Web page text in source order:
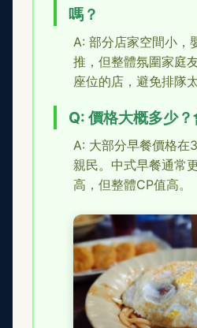
嗎？
A: 部分店家空間小，
推，但整體氛圍家庭
座位的店，避免排隊太
Q: 價格大概多少？
A: 大部分早餐價格在
親民。中式早餐通常
高，但整體CP值高。